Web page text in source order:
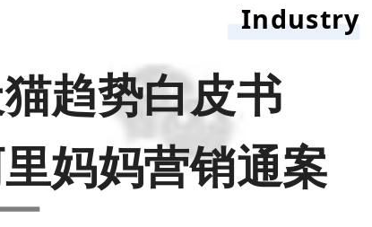
趋势白皮书
妈妈营销通案
Industry